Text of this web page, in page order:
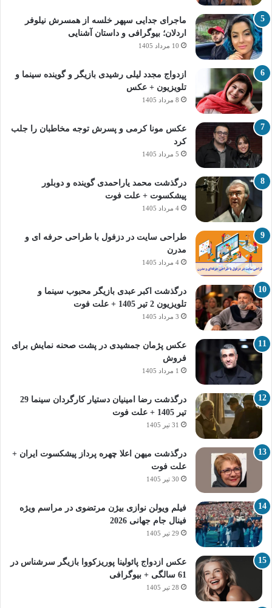
ماجرای جدایی سپهر خلسه از همسرش نیلوفر
اردلان؛ بیوگرافی و داستان آشنایی
10 مرداد 1405
ازدواج مجدد لیلی رشیدی بازیگر و گوینده سینما و
تلویزیون + عکس
8 مرداد 1405
عکس مونا کرمی و پسرش توجه مخاطبان را جلب
کرد
5 مرداد 1405
درگذشت محمد یاراحمدی گوینده و دوبلور
پیشکسوت + علت فوت
4 مرداد 1405
طراحی سایت در دزفول با طراحی حرفه‌ ای و
مدرن
4 مرداد 1405
درگذشت اکبر عبدی بازیگر محبوب سینما و
تلویزیون 2 تیر 1405 + علت فوت
3 مرداد 1405
عکس پژمان جمشیدی در پشت صحنه نمایش برای
فروش
1 مرداد 1405
درگذشت رضا امینیان دستیار کارگردان سینما 29
تیر 1405 + علت فوت
31 تیر 1405
درگذشت میهن اعلا چهره پرداز پیشکسوت ایران +
علت فوت
30 تیر 1405
فیلم ویولن نوازی بیژن مرتضوی در مراسم ویژه
فینال جام جهانی 2026
29 تیر 1405
عکس ازدواج پائولینا پوریزکووا بازیگر سرشناس در
61 سالگی + بیوگرافی
28 تیر 1405